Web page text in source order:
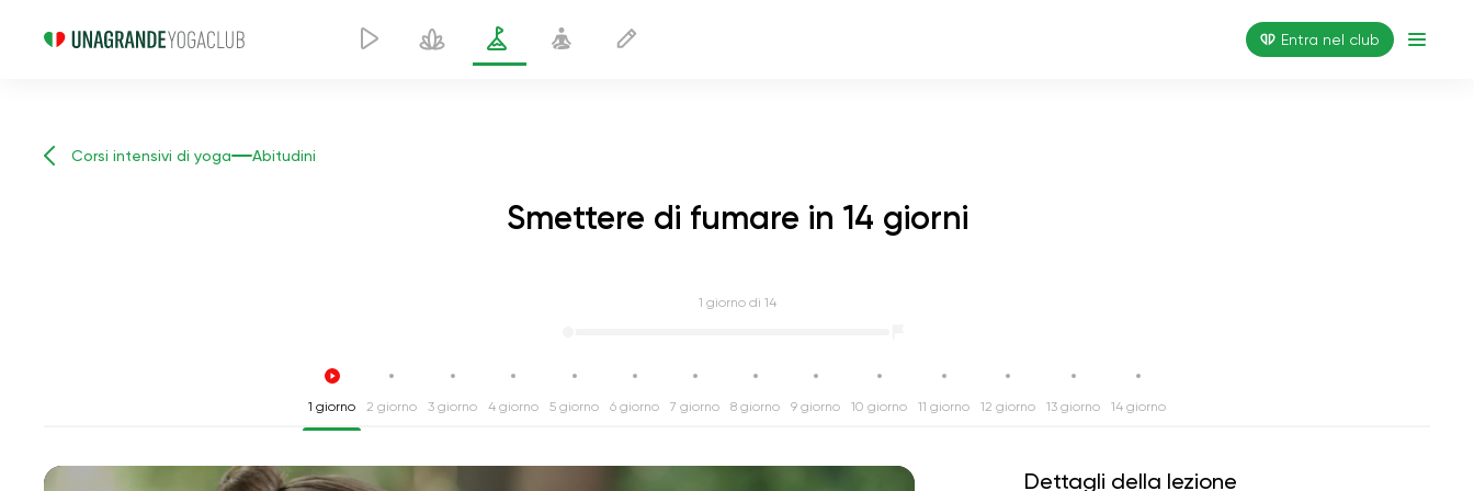
Entra nel club
Corsi intensivi di yoga Abitudini
Smettere di fumare in 14 giorni
1 giorno di 14
1 giorno 2 giorno 3 giorno 4 giorno 5 giorno 6 giorno 7 giorno 8 giorno 9 giorno 10 giorno 11 giorno 12 giorno 13 giorno 14 giorno
Dettagli della lezione